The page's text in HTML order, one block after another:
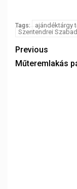
Tags: ajándéktárgy
Szentendrei
Previous
Műteremlakás